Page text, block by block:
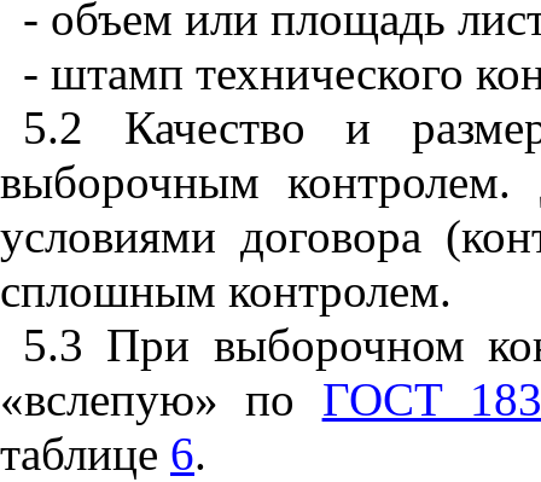
- объем или площадь
- штамп технического
5.2 Качество и
выборочным контролем.
условиями договора
сплошным контролем.
5.3 При выборочном
«вслепую» по ГОСТ
таблице 6.